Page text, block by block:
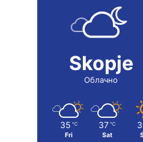
Skopje
Облачно
35 ℃
Fri
37 ℃
Sat